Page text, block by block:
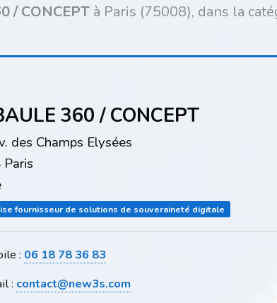
/ CONCEPT à Paris (75008), dans la
360 / CONCEPT
des Champs Elysées
fournisseur de solutions de souveraineté digitale
: 06 18 78 36 83
: contact@new3s.com